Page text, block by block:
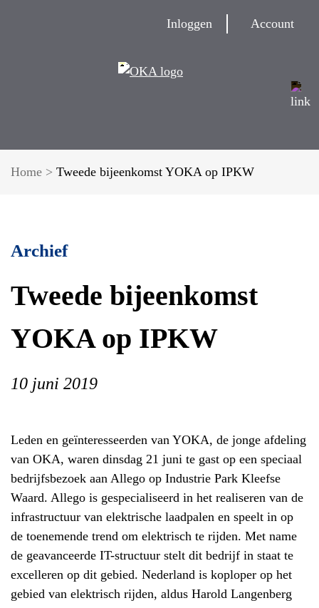
Inloggen Account
Home > Tweede bijeenkomst YOKA op IPKW
Archief
Tweede bijeenkomst
YOKA op IPKW
10 juni 2019
Leden en geïnteresseerden van YOKA, de jonge afdeling
van OKA, waren dinsdag 21 juni te gast op een speciaal
bedrijfsbezoek aan Allego op Industrie Park Kleefse
Waard. Allego is gespecialiseerd in het realiseren van de
infrastructuur van elektrische laadpalen en speelt in op
de toenemende trend om elektrisch te rijden. Met name
de geavanceerde IT-structuur stelt dit bedrijf in staat te
excelleren op dit gebied. Nederland is koploper op het
gebied van elektrisch rijden, aldus Harold Langenberg